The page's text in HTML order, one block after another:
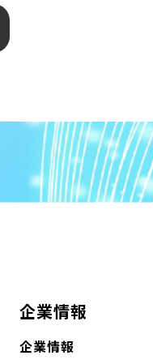
企業情報
企業情報